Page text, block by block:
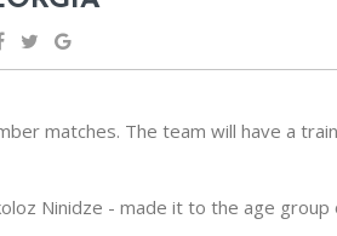
matches. The team will have a
Ninidze - made it to the age group